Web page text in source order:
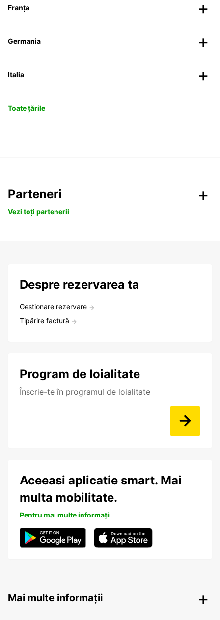
Franța
Germania
Italia
Toate țările
Parteneri
Vezi toți partenerii
Despre rezervarea ta
Gestionare rezervare
Tipărire factură
Program de loialitate
Înscrie-te în programul de loialitate
Aceeasi aplicatie smart. Mai
multa mobilitate.
Pentru mai multe informații
Mai multe informații